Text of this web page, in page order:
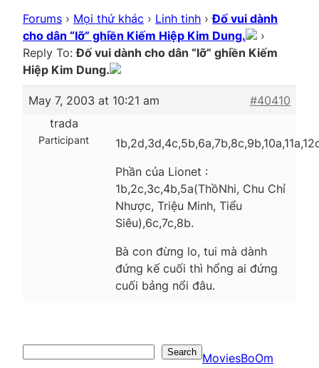
Forums › Mọi thứ khác › Linh tinh › Đố vui dành
cho dân “lỡ” ghiền Kiếm Hiệp Kim Dung.
›
Reply To:Đố vui dành cho dân “lỡ” ghiền Kiếm
Hiệp Kim Dung.
May 7, 2003 at 10:21 am
#40410
trada
Participant
Phần của Lionet :
1b,2c,3c,4b,5a(ThồNhi, Chu Chỉ
Nhược, Triệu Minh, Tiểu
Siêu),6c,7c,8b.
Bà con đừng lo, tui mà dành
đứng kế cuối thì hổng ai đứng
cuối bảng nổi đâu.
Search MoviesBoOm